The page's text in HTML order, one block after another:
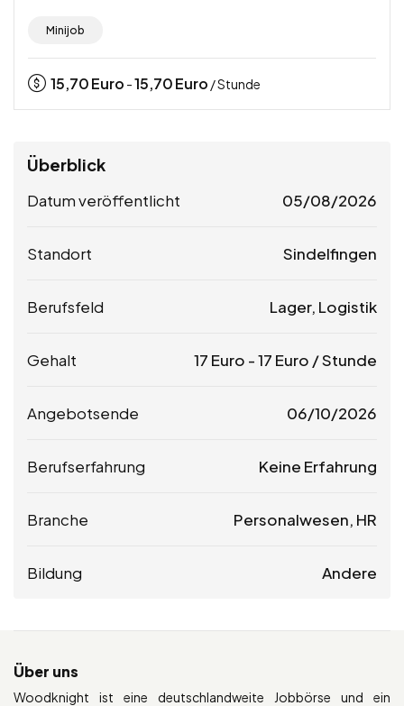
Minijob
15,70Euro -15,70Euro / Stunde
Überblick
Datum veröffentlicht 05/08/2026
Standort Sindelfingen
Berufsfeld Lager, Logistik
Gehalt 17 Euro -17 Euro / Stunde
Angebotsende 06/10/2026
Berufserfahrung Keine Erfahrung
Branche Personalwesen, HR
Bildung Andere
Über uns
Woodknight ist eine deutschlandweite Jobbörse und ein